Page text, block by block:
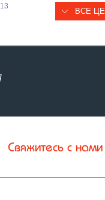
13
ВСЕ
Свяжитесь с нами